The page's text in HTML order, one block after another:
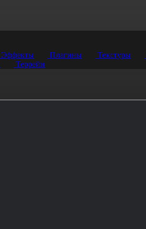
Эффекты Плагины Текстуры
Террейн